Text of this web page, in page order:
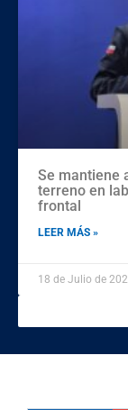
Se mantiene
terreno en
frontal
LEER MÁS »
18 de Julio de